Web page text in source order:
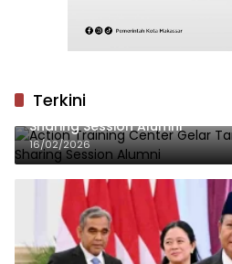
Terkini
Action Training Center Gelar
Sharing Session Alumni
16/02/2026